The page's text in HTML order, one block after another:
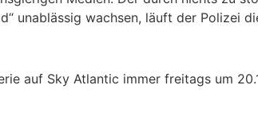
unablässig wachsen, läuft der Polizei
auf Sky Atlantic immer freitags um